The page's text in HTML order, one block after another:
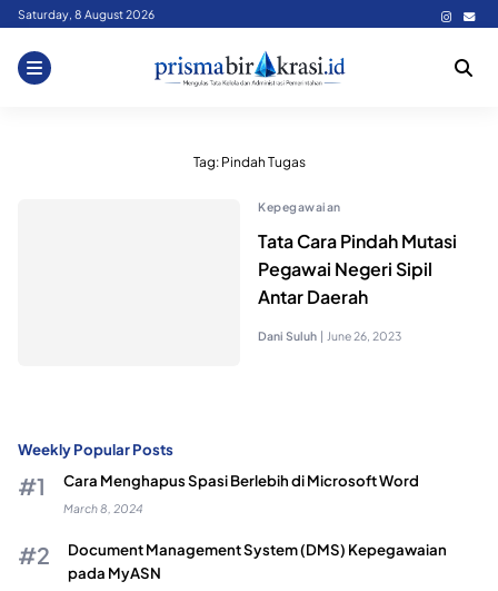
Skip
content
Saturday, 8 August 2026
Tag: Pindah Tugas
Kepegawaian
Tata Cara Pindah Mutasi
Pegawai Negeri Sipil
Antar Daerah
Dani Suluh | June 26, 2023
Weekly Popular Posts
Cara Menghapus Spasi Berlebih di Microsoft Word
March 8, 2024
Document Management System (DMS) Kepegawaian
pada MyASN